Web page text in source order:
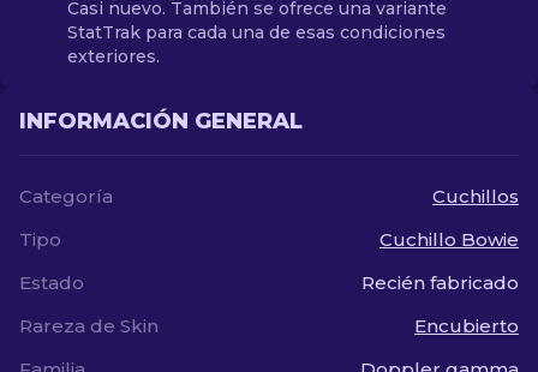
Casi nuevo. También se ofrece una variante
StatTrak para cada una de esas condiciones
exteriores.
INFORMACIÓN GENERAL
Categoría
Cuchillos
Tipo
Cuchillo Bowie
Estado
Recién fabricado
Rareza de Skin
Encubierto